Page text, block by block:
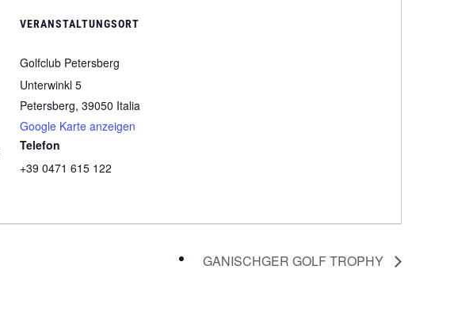
VERANSTALTUNGSORT
Golfclub Petersberg
Unterwinkl 5
Petersberg, 39050 Italia
Google Karte anzeigen
Telefon
+39 0471 615 122
GANISCHGER GOLF TROPHY